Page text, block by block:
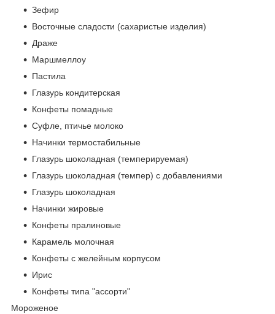
Зефир
Восточные сладости (сахаристые изделия)
Драже
Маршмеллоу
Пастила
Глазурь кондитерская
Конфеты помадные
Суфле, птичье молоко
Начинки термостабильные
Глазурь шоколадная (темперируемая)
Глазурь шоколадная (темпер) с добавлениями
Глазурь шоколадная
Начинки жировые
Конфеты пралиновые
Карамель молочная
Конфеты с желейным корпусом
Ирис
Конфеты типа "ассорти"
Мороженое